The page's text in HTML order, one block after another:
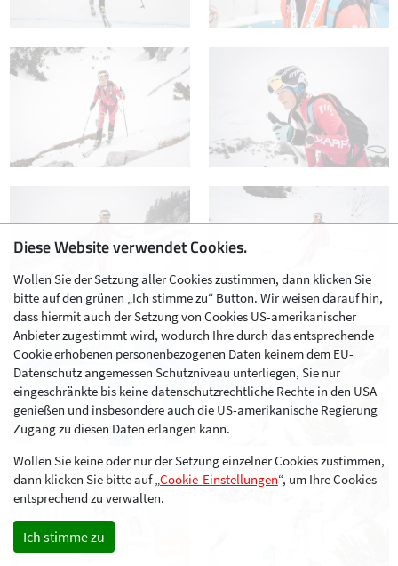
Diese Website verwendet Cookies.
Wollen Sie der Setzung aller Cookies zustimmen, dann klicken Sie
bitte auf den grünen „Ich stimme zu“ Button. Wir weisen darauf hin,
dass hiermit auch der Setzung von Cookies US-amerikanischer
Anbieter zugestimmt wird, wodurch Ihre durch das entsprechende
Cookie erhobenen personenbezogenen Daten keinem dem EU-
Datenschutz angemessen Schutzniveau unterliegen, Sie nur
eingeschränkte bis keine datenschutzrechtliche Rechte in den USA
genießen und insbesondere auch die US-amerikanische Regierung
Zugang zu diesen Daten erlangen kann.
Wollen Sie keine oder nur der Setzung einzelner Cookies zustimmen,
dann klicken Sie bitte auf „Cookie-Einstellungen“, um Ihre Cookies
entsprechend zu verwalten.
Ich stimme zu